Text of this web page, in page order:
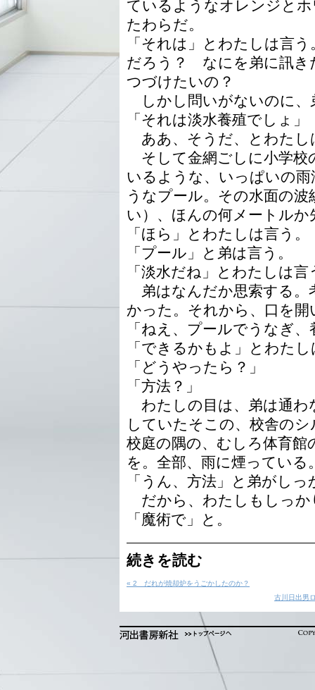
ているようなオレンジと
たわらだ。
「それは」とわたしは言
だろう？ なにを弟に訊
つづけたいの？
しかし問いがないのに、
「それは淡水養殖でしょ」
ああ、そうだ、とわたし
そして金網ごしに小学校
いるような、いっぱいの雨
うなプール。その水面の
い）、ほんの何メートルか
「ほら」とわたしは言う。
「プール」と弟は言う。
「淡水だね」とわたしは言
弟はなんだか思索する。
かった。それから、口を開
「ねえ、プールでうなぎ
「できるかもよ」とわた
「どうやったら？」
「方法？」
わたしの目は、弟は通わ
していたそこの、校舎の
校庭の隅の、むしろ体育
を。全部、雨に煙っている
「うん、方法」と弟がし
だから、わたしもしっか
「魔術で」と。
続きを読む
« 2 だれが焼却炉をうごかしたのか？
古川日出男
河出書房新社 トップページへ